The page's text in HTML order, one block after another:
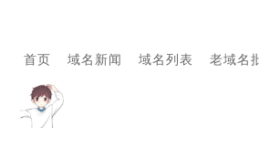
首页 域名新闻 域名列表 老域名